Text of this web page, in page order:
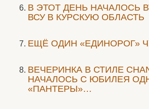
В ЭТОТ ДЕНЬ НАЧАЛОСЬ
ВСУ В КУРСКУЮ ОБЛАСТЬ
ЕЩЁ ОДИН «ЕДИНОРОГ»
ВЕЧЕРИНКА В СТИЛЕ
НАЧАЛОСЬ С ЮБИЛЕЯ
«ПАНТЕРЫ»…